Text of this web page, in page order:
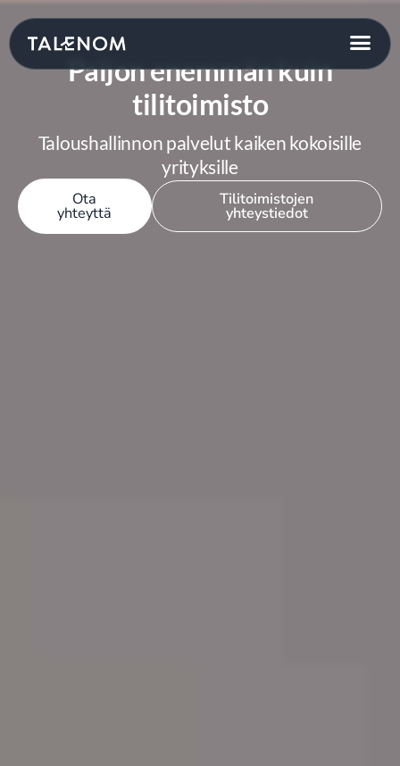
Paljon enemmän kuin
tilitoimisto
Taloushallinnon palvelut kaiken kokoisille
yrityksille
Ota
yhteyttä
Tilitoimistojen
yhteystiedot